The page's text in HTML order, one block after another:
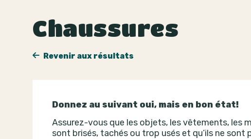
Chaussures
Revenir aux résultats
Donnez au suivant oui, mais en bon état!
Assurez-vous que les objets, les vêtements, les
sont brisés, tachés ou trop usés et qu’ils ne sont